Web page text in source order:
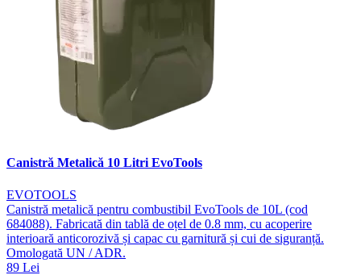
Canistră Metalică 10 Litri EvoTools
EVOTOOLS
Canistră metalică pentru combustibil EvoTools de 10L (cod
684088). Fabricată din tablă de oțel de 0.8 mm, cu acoperire
interioară anticorozivă și capac cu garnitură și cui de siguranță.
Omologată UN / ADR.
89 Lei